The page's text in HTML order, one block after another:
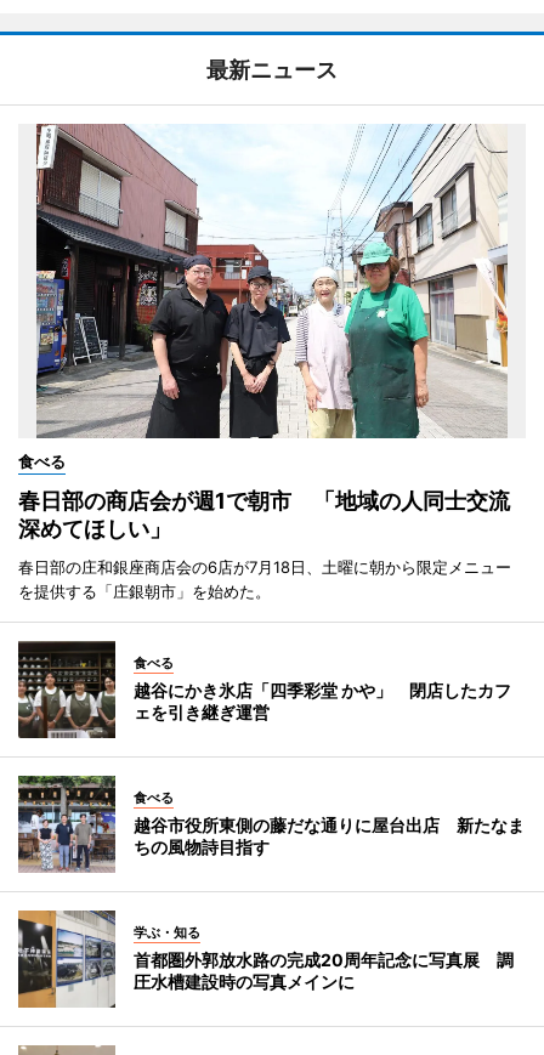
最新ニュース
食べる
春日部の商店会が週1で朝市 「地域の人同士交流
深めてほしい」
春日部の庄和銀座商店会の6店が7月18日、土曜に朝から限定メニュー
を提供する「庄銀朝市」を始めた。
食べる
越谷にかき氷店「四季彩堂 かや」 閉店したカフ
ェを引き継ぎ運営
食べる
越谷市役所東側の藤だな通りに屋台出店 新たなま
ちの風物詩目指す
学ぶ・知る
首都圏外郭放水路の完成20周年記念に写真展 調
圧水槽建設時の写真メインに